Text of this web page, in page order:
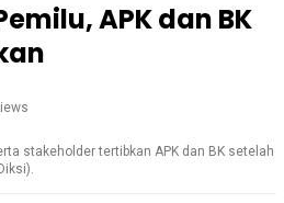
APK dan BK
stakeholder tertibkan APK dan BK setelah